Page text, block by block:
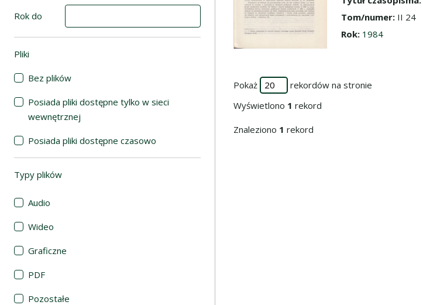
Rok do
Pliki
Bez plików
Posiada pliki dostępne tylko w sieci
wewnętrznej
Posiada pliki dostępne czasowo
Typy plików
Audio
Wideo
Graficzne
PDF
Pozostałe
Tom/numer: II 24
Rok: 1984
Pokaż
rekordów na stronie
Wyświetlono 1 rekord
Znaleziono 1 rekord